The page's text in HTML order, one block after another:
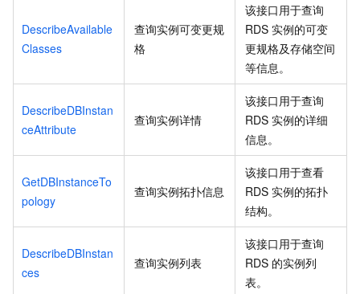
DescribeAvailable
Classes
查询实例可变更规
格
该接口用于查询
RDS 实例的可变
更规格及存储空间
等信息。
DescribeDBInstan
ceAttribute
查询实例详情
该接口用于查询
RDS 实例的详细
信息。
GetDBInstanceTo
pology
查询实例拓扑信息
该接口用于查看
RDS 实例的拓扑
结构。
DescribeDBInstan
ces
查询实例列表
该接口用于查询
RDS 的实例列
表。